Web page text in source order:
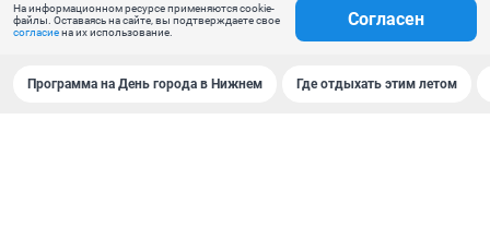
На информационном ресурсе применяются cookie-
файлы. Оставаясь на сайте, вы подтверждаете свое
согласиена их использование.
Согласен
Программа на День города в Нижнем Где отдыхать этим летом